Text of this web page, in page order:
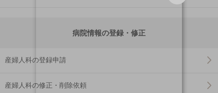
病院情報の登録・修正
産婦人科の登録申請
産婦人科の修正・削除依頼